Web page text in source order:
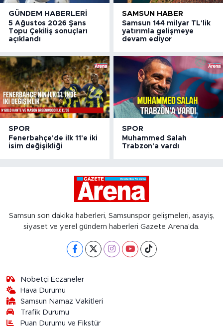
GÜNDEM HABERLERI
5 Ağustos 2026 Şans
Topu Çekiliş sonuçları
açıklandı
SAMSUN HABER
Samsun 144 milyar TL'lik
yatırımla gelişmeye
devam ediyor
SPOR
Fenerbahçe'de ilk 11'e iki
isim değişikliği
SPOR
Muhammed Salah
Trabzon'a vardı
Samsun son dakika haberleri, Samsunspor gelişmeleri, asayiş,
siyaset ve yerel gündem haberleri Gazete Arena’da.
Nöbetçi Eczaneler
Hava Durumu
Samsun Namaz Vakitleri
Trafik Durumu
Puan Durumu ve Fikstür